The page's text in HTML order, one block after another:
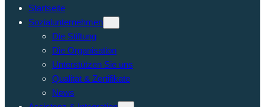
Startseite
Sozialunternehmen
Die Stiftung
Die Organisation
Unterstützen Sie uns
Qualität & Zertifikate
News